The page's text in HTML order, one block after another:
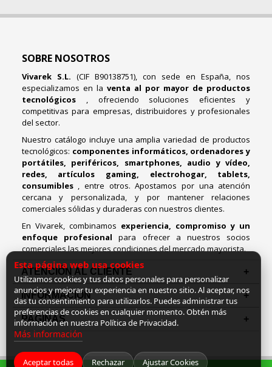
SOBRE NOSOTROS
Vivarek S.L. (CIF B90138751), con sede en España, nos
especializamos en la venta al por mayor de productos
tecnológicos , ofreciendo soluciones eficientes y
competitivas para empresas, distribuidores y profesionales
del sector.
Nuestro catálogo incluye una amplia variedad de productos
tecnológicos: componentes informáticos, ordenadores y
portátiles, periféricos, smartphones, audio y vídeo,
redes, artículos gaming, electrohogar, tablets,
consumibles , entre otros. Apostamos por una atención
cercana y personalizada, y por mantener relaciones
comerciales sólidas y duraderas con nuestros clientes.
En Vivarek, combinamos experiencia, compromiso y un
enfoque profesionalpara ofrecer a nuestros socios
comerciales las mejores condiciones del mercado mayorista.
ATENCIÓN AL CLIENTE
INFORMACION
PAGINAS
Esta página web usa cookies
Utilizamos cookies y tus datos personales para personalizar
anuncios y mejorar tu experiencia en nuestro sitio. Al aceptar, nos
das tu consentimiento para utilizarlos. Puedes administrar tus
preferencias de cookies en cualquier momento. Obtén más
información en nuestra Política de Privacidad.
Más información
Aceptar todas Rechazar Ajustar Cookies